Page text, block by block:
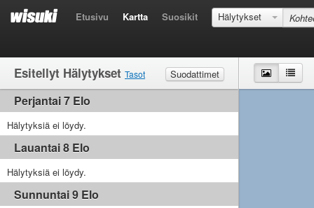
Etusivu Kartta Suosikit Hälytykset
Esitellyt Hälytykset Tasot
Suodattimet
Tuuli
Aallot
Perjantai 7 Elo
Hälytyksiä ei löydy.
Lauantai 8 Elo
Hälytyksiä ei löydy.
Sunnuntai 9 Elo
Kartta